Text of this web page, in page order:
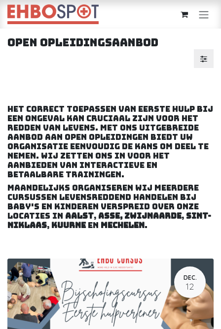
Overslaan naar inhoud
Open opleidingsaanbod
Het correct toepassen van eerste hulp bij
een ongeval kan cruciaal zijn voor het
redden van levens. Met ons uitgebreide
aanbod aan open opleidingen biedt uw
organisatie eenvoudig de kans om deel te
nemen. Wij zetten ons in voor het
aanbieden van interactieve en
betaalbare trainingen.
Maandelijks organiseren wij meerdere
cursussen levensreddend handelen bij
baby's en kinderen verspreid over onze
locaties in Aalst, Asse, Zwijnaarde, Sint-
Niklaas, Kuurneen Mechelen.
DEC.
12